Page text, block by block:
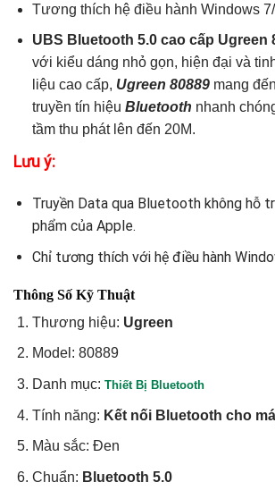
Tương thích hệ điều hành Windows
UBS Bluetooth 5.0 cao cấp Ugreen
với kiểu dáng nhỏ gọn, hiện đại và
liệu cao cấp, Ugreen 80889mang
truyền tín hiệu Bluetooth nhanh
tầm thu phát lên đến 20M.
Lưu ý:
Truyền Data qua Bluetooth không hỗ
phẩm của Apple.
Chỉ tương thích với hệ điều hành
Thông Số Kỹ Thuật
Thương hiệu: Ugreen
Model: 80889
Danh mục: Thiết Bị Bluetooth
Tính năng: Kết nối Bluetooth cho
Màu sắc: Đen
Chuẩn: Bluetooth 5.0